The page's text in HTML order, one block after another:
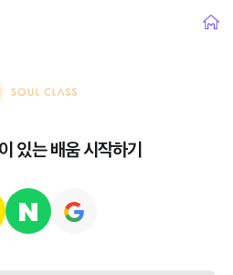
홈
soul class
있는 배움 시작하기